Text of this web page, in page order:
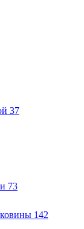
37
73
142